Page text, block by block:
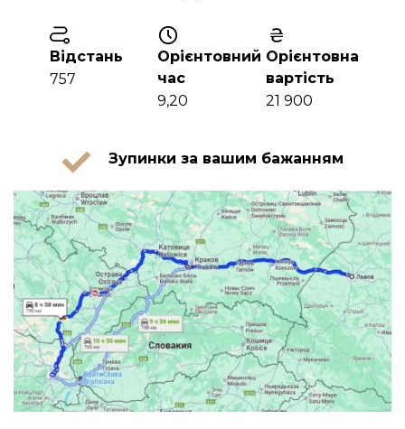
Відстань
757
Орієнтовний
час
9,20
Орієнтовна
вартість
21 900
Зупинки за вашим бажанням